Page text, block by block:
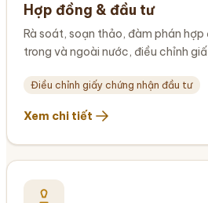
Hợp đồng & đầu tư
Rà soát, soạn thảo, đàm phán
trong và ngoài nước, điều chỉnh
Điều chỉnh giấy chứng nhận đầu tư
Xem chi tiết